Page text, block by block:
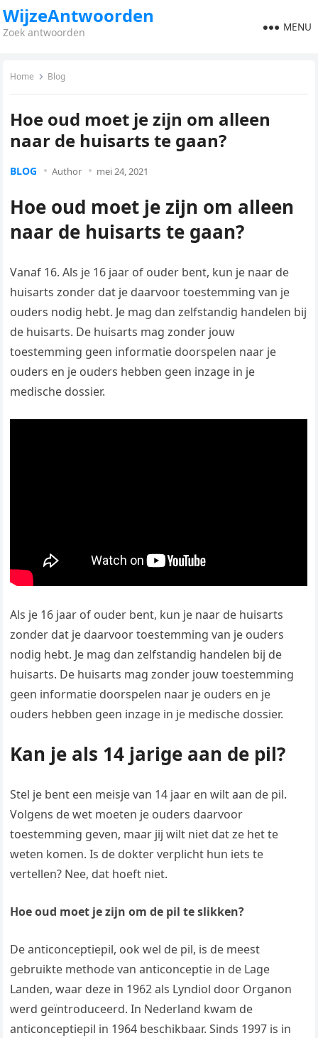
WijzeAntwoorden
Zoek antwoorden MENU
Home Blog
Hoe oud moet je zijn om alleen
naar de huisarts te gaan?
BLOG Author mei 24, 2021
Hoe oud moet je zijn om alleen
naar de huisarts te gaan?
Vanaf 16. Als je 16 jaar of ouder bent, kun je naar de
huisarts zonder dat je daarvoor toestemming van je
ouders nodig hebt. Je mag dan zelfstandig handelen bij
de huisarts. De huisarts mag zonder jouw
toestemming geen informatie doorspelen naar je
ouders en je ouders hebben geen inzage in je
medische dossier.
Als je 16 jaar of ouder bent, kun je naar de huisarts
zonder dat je daarvoor toestemming van je ouders
nodig hebt. Je mag dan zelfstandig handelen bij de
huisarts. De huisarts mag zonder jouw toestemming
geen informatie doorspelen naar je ouders en je
ouders hebben geen inzage in je medische dossier.
Kan je als 14 jarige aan de pil?
Stel je bent een meisje van 14 jaar en wilt aan de pil.
Volgens de wet moeten je ouders daarvoor
toestemming geven, maar jij wilt niet dat ze het te
weten komen. Is de dokter verplicht hun iets te
vertellen? Nee, dat hoeft niet.
Hoe oud moet je zijn om de pil te slikken?
De anticonceptiepil, ook wel de pil, is de meest
gebruikte methode van anticonceptie in de Lage
Landen, waar deze in 1962 als Lyndiol door Organon
werd geïntroduceerd. In Nederland kwam de
anticonceptiepil in 1964 beschikbaar. Sinds 1997 is in